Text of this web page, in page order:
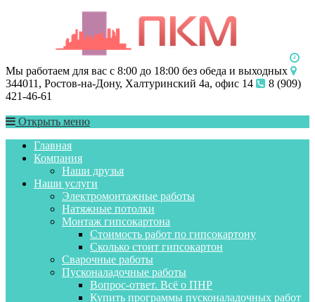
Мы работаем для вас с 8:00 до 18:00 без обеда и выходных
344011, Ростов-на-Дону, Халтуринский 4а, офис 14
8 (909)
421-46-61
Открыть меню
Главная
Компания
Наши друзья
Наши услуги
Электромонтажные работы
Натяжные потолки
Монтаж гипсокартона
Стоимость работ по гипсокартону
Сколько стоит гипсокартон
Сварочные работы
Пусконаладочные работы
Вопрос-ответ. Всё о ПНР
Купить программы пусконаладочных работ